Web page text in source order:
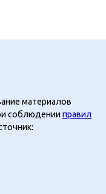
материалов
соблюденииправил